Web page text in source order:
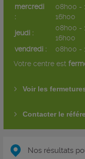
mercredi
:
08h00 -
16h00
jeudi :
08h00 -
16h00
vendredi :
08h00 -
Votre centre est
Voir les
Contacter le
Nos résultats